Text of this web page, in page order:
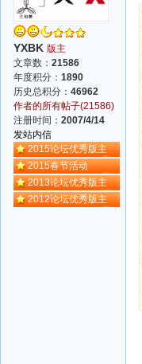
YXBK 版主
文章数： 21586
年度积分： 1890
历史总积分： 46962
作者的所有帖子(21586)
注册时间： 2007/4/14
发站内信
2015论坛优秀版主
2015春节活动
2013论坛优秀版主
2012论坛优秀版主